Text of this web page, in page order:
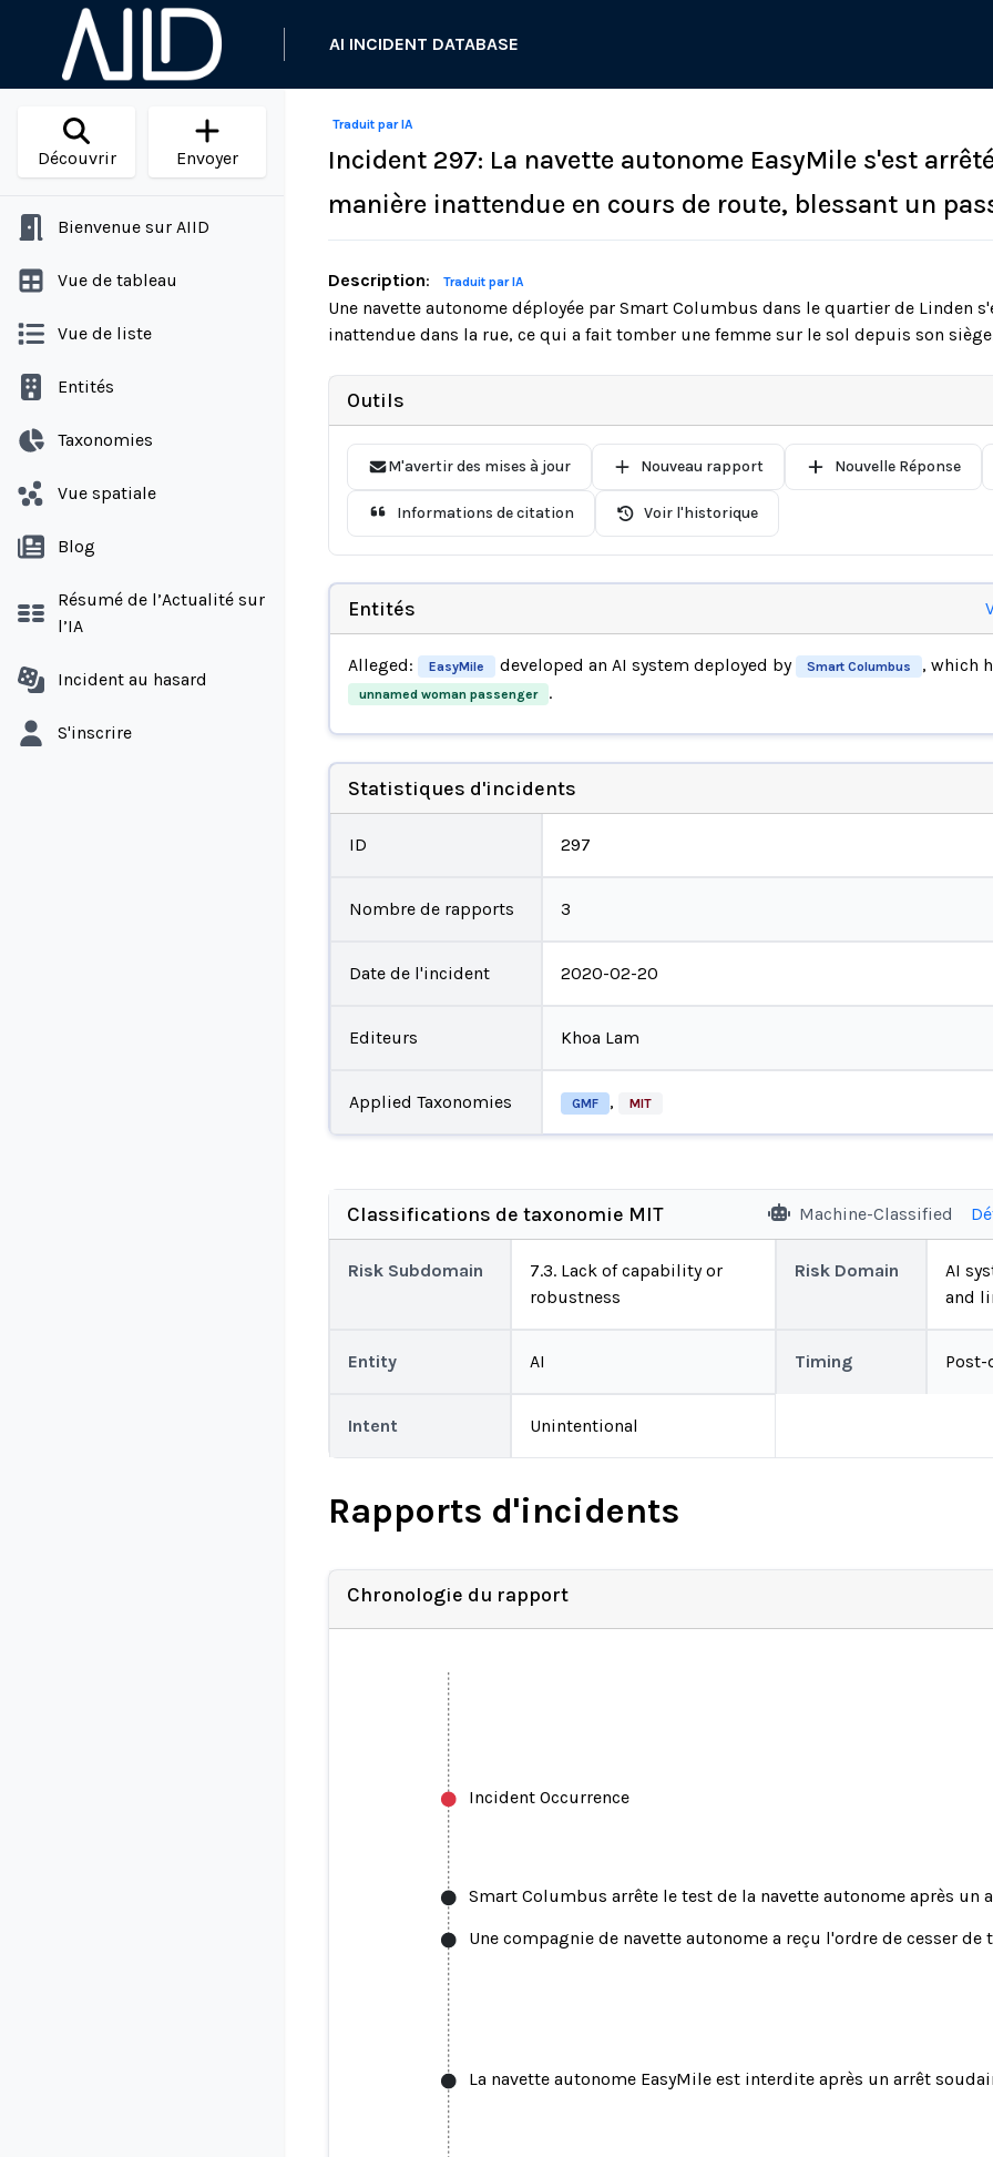
AI INCIDENT DATABASE
Découvrir Envoyer
Bienvenue sur AIID
Vue de tableau
Vue de liste
Entités
Taxonomies
Vue spatiale
Blog
Résumé de l’Actualité sur
l’IA
Incident au hasard
S'inscrire
Traduit par IA
Incident 297: La navette autonome EasyMile s'est
manière inattendue en cours de route, blessant un
Description: Traduit par IA
Une navette autonome déployée par Smart Columbus dans le quartier de Linden
inattendue dans la rue, ce qui a fait tomber une femme sur le sol depuis son
Outils
M'avertir des mises à jour Nouveau rapport Nouvelle Réponse
Informations de citation Voir l'historique
Entités
Alleged: EasyMile developed an AI system deployed by Smart Columbus , which
unnamed woman passenger .
Statistiques d'incidents
ID 297
Nombre de rapports 3
Date de l'incident 2020-02-20
Editeurs Khoa Lam
Applied Taxonomies GMF , MIT
Classifications de taxonomie MIT Machine-Classified
Risk Subdomain
7.3. Lack of capability or
robustness
Risk Domain
AI
and
Entity AI Timing
Intent Unintentional
Rapports d'incidents
Chronologie du rapport
Incident Occurrence
Smart Columbus arrête le test de la navette autonome après un
Une compagnie de navette autonome a reçu l'ordre de cesser de
La navette autonome EasyMile est interdite après un arrêt
Smart Columbus arrête le test de la navette autonome